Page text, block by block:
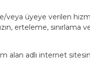
veya üyeye verilen
erteleme,
alan adlı internet